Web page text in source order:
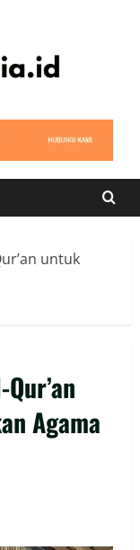
untuk
Agama